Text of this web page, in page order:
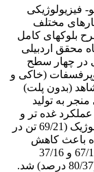
فیزیولوژیکی
مختلف
بلوک­های کامل
محقق اردبیلی
در چهار سطح
(خاکی و
(بدون پلت)
به تولید
8 عدد در بوته)، عملکرد غده تر و
خشک (23/18 و 88/3 تن در هکتار) و عملکرد بیولوژیک (69/21 تن در
باعث کاهش
فعالیت آنزیم­های کاتالاز و پراکسیداز (به­ترتیب 67/19 و 37/16
درصد) و افزایش فعالیت آنزیم پلی­فنل اکسیداز (80/37 درصد) شد.